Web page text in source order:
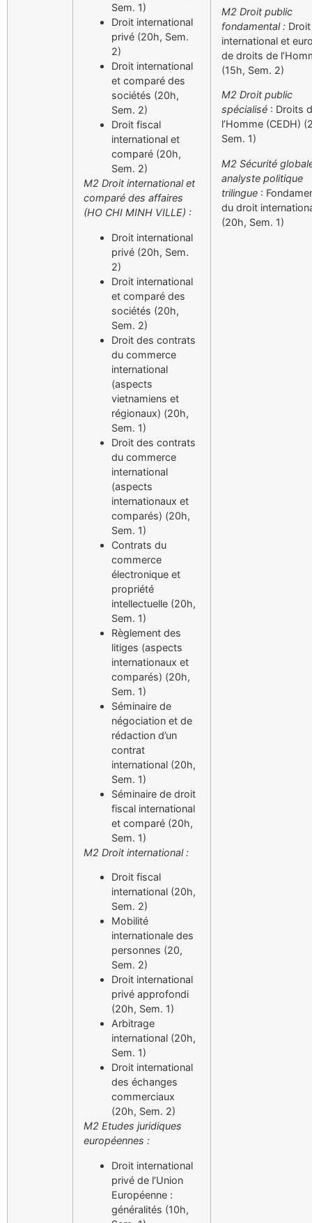
Sem. 1)
Droit international
privé (20h, Sem.
2)
Droit international
et comparé des
sociétés (20h,
Sem. 2)
Droit fiscal
international et
comparé (20h,
Sem. 2)
M2 Droit international et
comparé des affaires
(HO CHI MINH VILLE) :
Droit international
privé (20h, Sem.
2)
Droit international
et comparé des
sociétés (20h,
Sem. 2)
Droit des contrats
du commerce
international
(aspects
vietnamiens et
régionaux) (20h,
Sem. 1)
Droit des contrats
du commerce
international
(aspects
internationaux et
comparés) (20h,
Sem. 1)
Contrats du
commerce
électronique et
propriété
intellectuelle (20h,
Sem. 1)
Règlement des
litiges (aspects
internationaux et
comparés) (20h,
Sem. 1)
Séminaire de
négociation et de
rédaction d’un
contrat
international (20h,
Sem. 1)
Séminaire de droit
fiscal international
et comparé (20h,
Sem. 1)
M2 Droit international :
Droit fiscal
international (20h,
Sem. 2)
Mobilité
internationale des
personnes (20,
Sem. 2)
Droit international
privé approfondi
(20h, Sem. 1)
Arbitrage
international (20h,
Sem. 1)
Droit international
des échanges
commerciaux
(20h, Sem. 2)
M2 Etudes juridiques
européennes :
Droit international
privé de l’Union
Européenne :
généralités (10h,
M2 Droit public
fondamental : Droit
international et
de droits de
(15h, Sem. 2)
M2 Droit public
spécialisé : Droits
l’Homme (CEDH)
Sem. 1)
M2 Sécurité
analyste politique
trilingue :
du droit
(20h, Sem. 1)